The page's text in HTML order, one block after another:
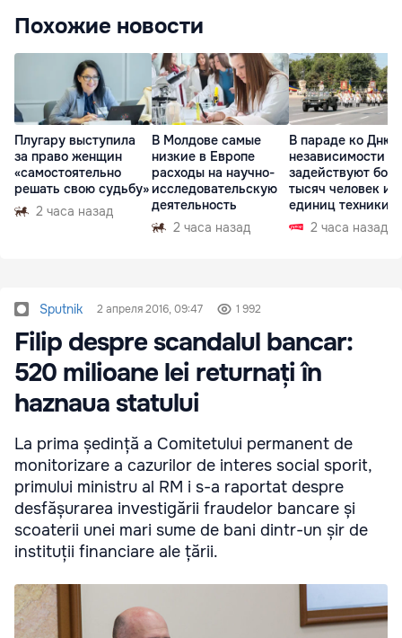
Похожие новости
Плугару выступила
за право женщин
«самостоятельно
решать свою судьбу»
2 часа назад
В Молдове самые
низкие в Европе
расходы на научно-
исследовательскую
деятельность
2 часа назад
В параде ко Дню
независимости
задействуют
тысяч человек и
единиц техники
2 часа назад
Sputnik 2 апреля 2016, 09:47 1 992
Filip despre scandalul bancar:
520 milioane lei returnați în
haznaua statului
La prima ședință a Comitetului permanent de
monitorizare a cazurilor de interes social sporit,
primului ministru al RM i s-a raportat despre
desfășurarea investigării fraudelor bancare și
scoaterii unei mari sume de bani dintr-un șir de
instituții financiare ale țării.